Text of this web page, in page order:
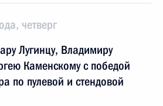
четверг
Лугинцу, Владимиру
Каменскому с победой
по пулевой и стендовой